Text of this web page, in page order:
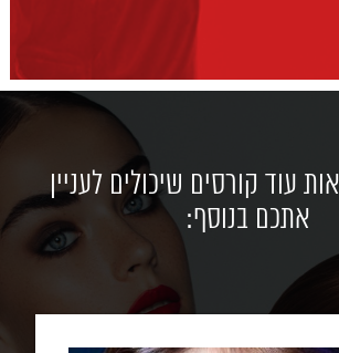
עוד קורסים שיכולים לעניין
אתכם בנוסף: